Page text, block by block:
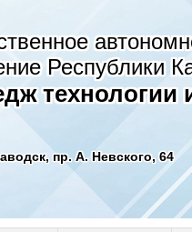
Республики
технологии
пр. А. Невского, 64